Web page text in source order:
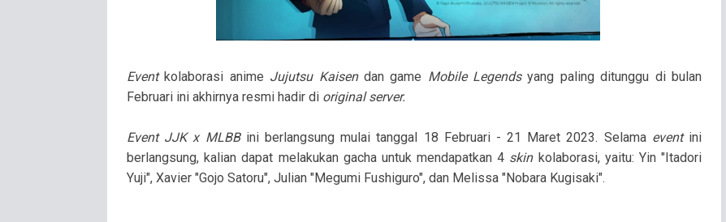
Eventkolaborasi anime Jujutsu Kaisendan game Mobile Legendsyang paling ditunggu di bulan
Februari ini akhirnya resmi hadir di original server.
Event JJK x MLBBini berlangsung mulai tanggal 18 Februari - 21 Maret 2023. Selama event ini
berlangsung, kalian dapat melakukan gacha untuk mendapatkan 4 skin kolaborasi, yaitu: Yin "Itadori
Yuji", Xavier "Gojo Satoru", Julian "Megumi Fushiguro", dan Melissa "Nobara Kugisaki".